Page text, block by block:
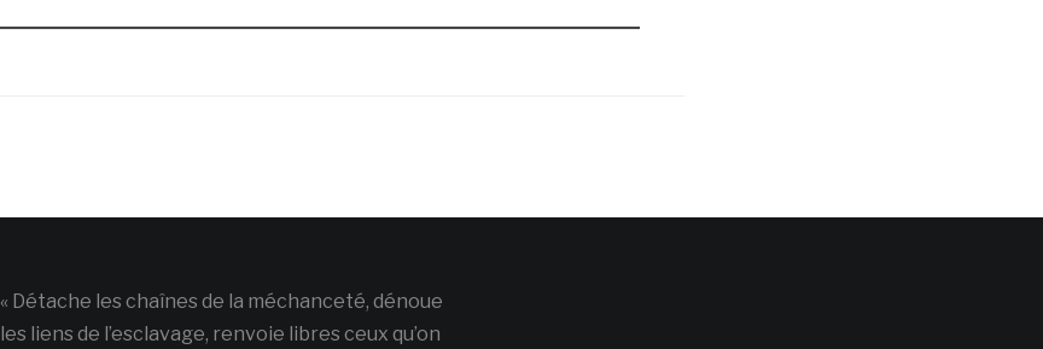
« Détache les chaînes de la méchanceté, dénoue
les liens de l’esclavage, renvoie libres ceux qu’on